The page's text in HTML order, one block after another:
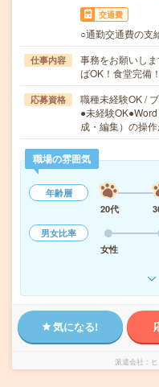
交通費
○通勤交通費の支
仕事内容
事務をお願いし
ばOK！食堂完備
応募資格
職種未経験OK /
●未経験
成・編集）の操
職場の雰囲気
年齢層
20代
男女比率
女性
気になる!
派遣会社